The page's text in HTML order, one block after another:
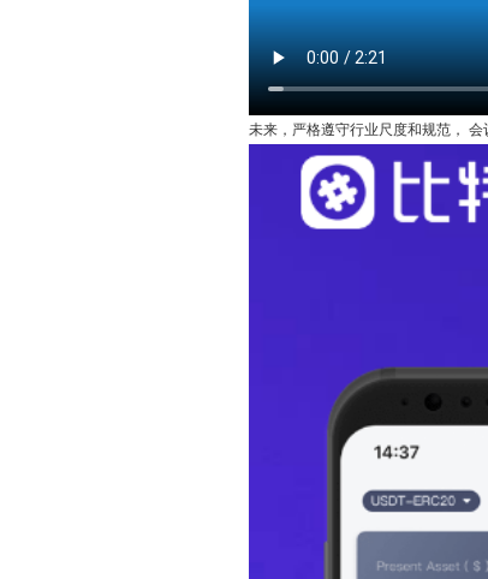
未来，严格遵守行业尺度和规范，